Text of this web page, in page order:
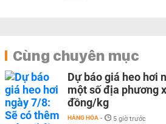
Cùng chuyên mục
Dự báo giá heo hơi
một số địa phương
đồng/kg
HÀNG HÓA - 5 giờ trước